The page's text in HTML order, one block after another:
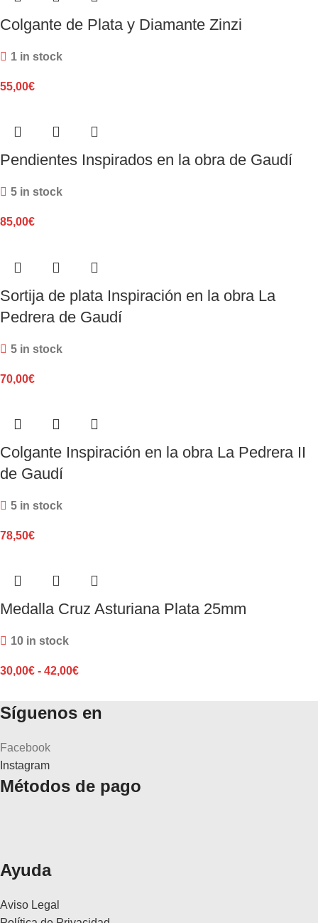
Colgante de Plata y Diamante Zinzi
1 in stock
55,00€
Pendientes Inspirados en la obra de Gaudí
5 in stock
85,00€
Sortija de plata Inspiración en la obra La
Pedrera de Gaudí
5 in stock
70,00€
Colgante Inspiración en la obra La Pedrera II
de Gaudí
5 in stock
78,50€
Medalla Cruz Asturiana Plata 25mm
10 in stock
30,00€ - 42,00€
Síguenos en
Facebook
Instagram
Métodos de pago
Ayuda
Aviso Legal